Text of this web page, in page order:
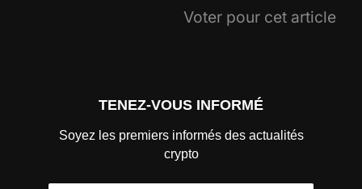
Voter pour cet article
TENEZ-VOUS INFORMÉ
Soyez les premiers informés des actualités
crypto